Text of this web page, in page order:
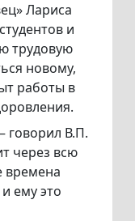
Лариса
и
трудовую
новому,
работы в
говорил В.П.
через всю
времена
ему это